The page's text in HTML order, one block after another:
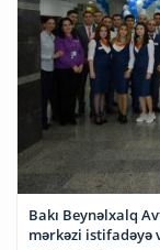
Bakı Beynəlxalq
mərkəzi